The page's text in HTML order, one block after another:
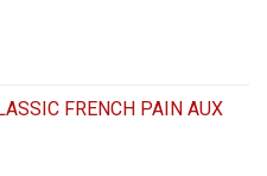
FRENCH PAIN AUX